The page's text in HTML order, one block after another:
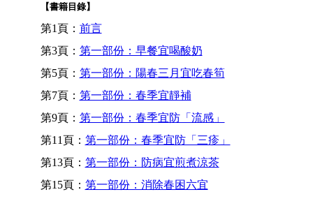
【書籍目錄】
第1頁： 前言
第3頁： 第一部份：早餐宜喝酸奶
第5頁： 第一部份：陽春三月宜吃春筍
第7頁： 第一部份：春季宜靜補
第9頁： 第一部份：春季宜防「流感」
第11頁： 第一部份：春季宜防「三疹」
第13頁： 第一部份：防病宜煎煮涼茶
第15頁： 第一部份：消除春困六宜